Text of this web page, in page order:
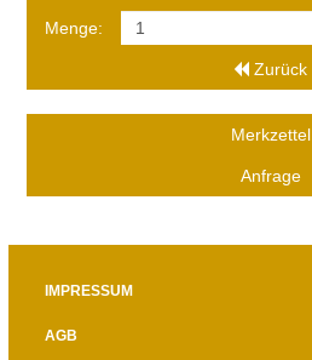
Menge:
Zurück
Merkzettel
Anfrage
IMPRESSUM
AGB